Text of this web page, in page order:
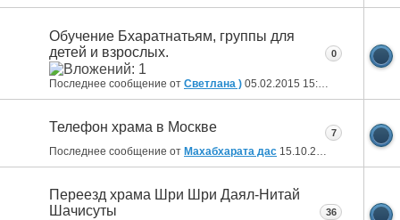
Обучение Бхаратнатьям, группы для
детей и взрослых.
Последнее сообщение от Светлана ) 05.02.2015 15:42
0
Телефон храма в Москве
Последнее сообщение от Махабхарата дас 15.10.2014
7
Переезд храма Шри Шри Даял-Нитай
Шачисуты
36